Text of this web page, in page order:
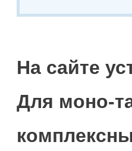
На сайте
Для моно-